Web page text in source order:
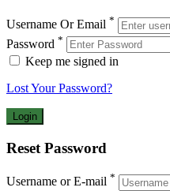
Username Or Email *
Password *
Keep me signed in
Lost Your Password?
Reset Password
Username or E-mail *